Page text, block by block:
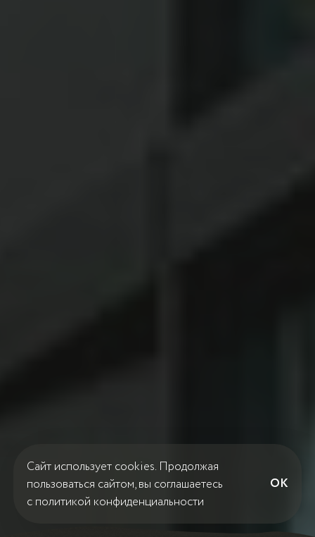
Сайт использует cookies. Продолжая
пользоваться сайтом, вы соглашаетесь
с политикой конфиденциальности
OK